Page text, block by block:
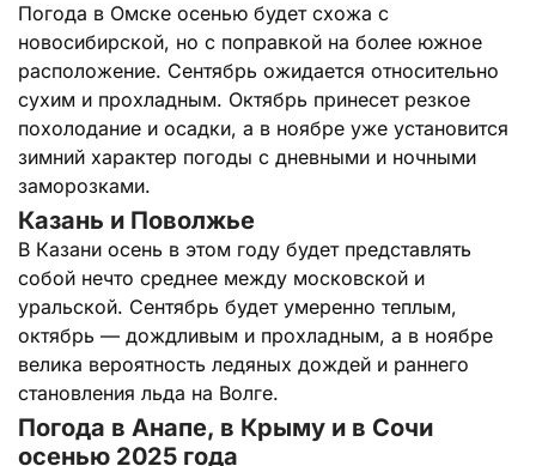
Погода в Омске осенью будет схожа с
новосибирской, но с поправкой на более южное
расположение. Сентябрь ожидается относительно
сухим и прохладным. Октябрь принесет резкое
похолодание и осадки, а в ноябре уже установится
зимний характер погоды с дневными и ночными
заморозками.
Казань и Поволжье
В Казани осень в этом году будет представлять
собой нечто среднее между московской и
уральской. Сентябрь будет умеренно теплым,
октябрь — дождливым и прохладным, а в ноябре
велика вероятность ледяных дождей и раннего
становления льда на Волге.
Погода в Анапе, в Крыму и в Сочи
осенью 2025 года